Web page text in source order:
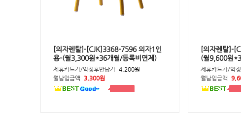
[의자렌탈]-[CJK]3368-7596 의자1인
용-(월3,300원*36개월/등록비면제)
제휴카드가/약정후반납가 4,200원
월납입금액
3,300원
[의자렌탈]-
(월9,600원
제휴카드가/약
월납입금액